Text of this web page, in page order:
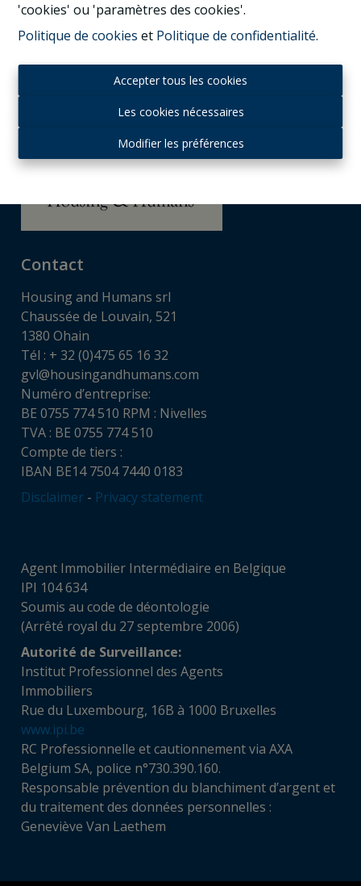
'cookies' ou 'paramètres des cookies'.
Politique de cookies et Politique de confidentialité.
Accepter tous les cookies
Les cookies nécessaires
Modifier les préférences
Contact
Housing and Humans srl
Chaussée de Louvain, 521
1380 Ohain
Tél : + 32 (0)475 65 16 32
gvl@housingandhumans.com
Numéro d’entreprise:
BE 0755 774 510 RPM : Nivelles
TVA : BE 0755 774 510
Compte de tiers :
IBAN BE14 7504 7440 0183
Disclaimer - Privacy statement
Agent Immobilier Intermédiaire en Belgique
IPI 104 634
Soumis au code de déontologie
(Arrêté royal du 27 septembre 2006)
Autorité de Surveillance:
Institut Professionnel des Agents
Immobiliers
Rue du Luxembourg, 16B à 1000 Bruxelles
www.ipi.be
RC Professionnelle et cautionnement via AXA
Belgium SA, police n°730.390.160.
Responsable prévention du blanchiment d’argent et
du traitement des données personnelles :
Geneviève Van Laethem